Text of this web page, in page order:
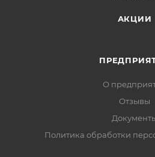
АКЦИИ
О
Отзывы
Политика обработки